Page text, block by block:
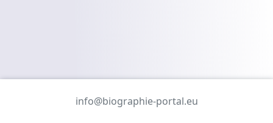
info@biographie-portal.eu